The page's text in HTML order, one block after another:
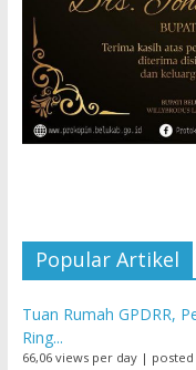
Popular Artikel
Tuan Rumah GPDRR,
Ring...
66,06 views per day| posted